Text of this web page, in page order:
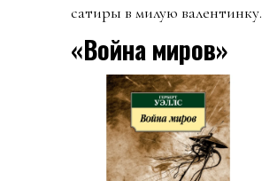
сатиры в милую валентинку.
«Война миров»